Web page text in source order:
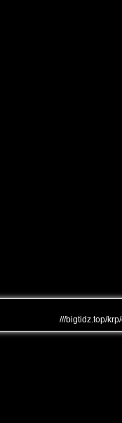
///bigtidz.top/